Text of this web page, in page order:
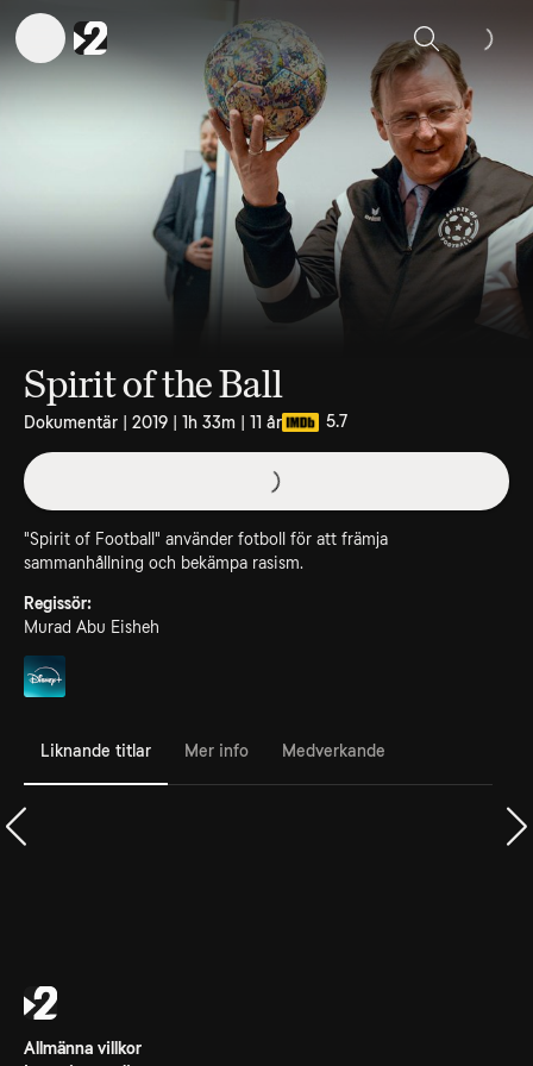
Sök
Spirit of the Ball
Dokumentär | 2019 | 1h 33m | 11 år 5.7
"Spirit of Football" använder fotboll för att främja
sammanhållning och bekämpa rasism.
Regissör:
Murad Abu Eisheh
Liknande titlar Mer info Medverkande
Allmänna villkor